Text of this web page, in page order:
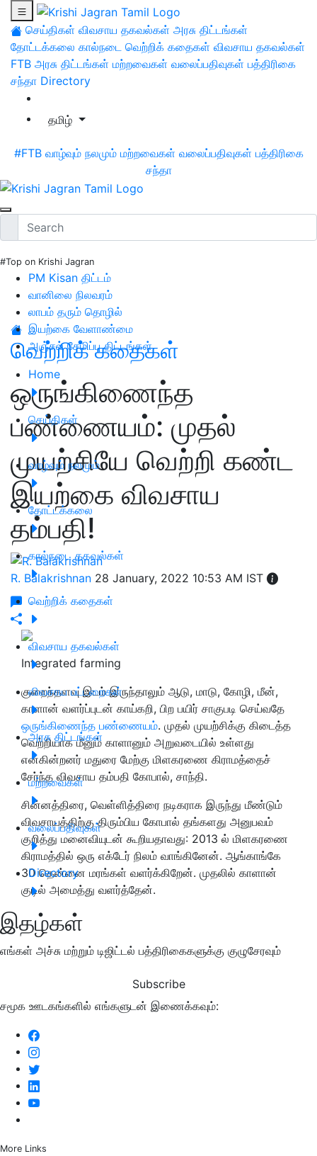
செய்திகள் விவசாய தகவல்கள் அரசு திட்டங்கள்
தோட்டக்கலை கால்நடை வெற்றிக் கதைகள் விவசாய தகவல்கள்
FTB அரசு திட்டங்கள் மற்றவைகள் வலைப்பதிவுகள் பத்திரிகை
சந்தா Directory
தமிழ்
#FTB வாழ்வும் நலமும் மற்றவைகள் வலைப்பதிவுகள் பத்திரிகை
சந்தா
#Top on Krishi Jagran
PM Kisan திட்டம்
வானிலை நிலவரம்
லாபம் தரும் தொழில்
இயற்கை வேளாண்மை
அஞ்சல் சேமிப்பு திட்டங்கள்
Home
செய்திகள்
வாழ்வும் நலமும்
தோட்டக்கலை
கால்நடை தகவல்கள்
வெற்றிக் கதைகள்
விவசாய தகவல்கள்
விவசாய பட்டறைகள்
அரசு திட்டங்கள்
மற்றவைகள்
வலைப்பதிவுகள்
Directory
இதழ்கள்
எங்கள் அச்சு மற்றும் டிஜிட்டல் பத்திரிகைகளுக்கு குழுசேரவும்
Subscribe
சமூக ஊடகங்களில் எங்களுடன் இணைக்கவும்:
More Links
வெற்றிக் கதைகள்
ஒருங்கிணைந்த
பண்ணையம்: முதல்
முயற்சியே வெற்றி கண்ட
இயற்கை விவசாய
தம்பதி!
R. Balakrishnan 28 January, 2022 10:53 AM IST
Integrated farming
குறைந்தளவு இடம் இருந்தாலும் ஆடு, மாடு, கோழி, மீன்,
காளான் வளர்ப்புடன் காய்கறி, பிற பயிர் சாகுபடி செய்வதே
ஒருங்கிணைந்த பண்ணையம். முதல் முயற்சிக்கு கிடைத்த
வெற்றியாக மீனும் காளானும் அறுவடையில் உள்ளது
என்கின்றனர் மதுரை மேற்கு மிளகரணை கிராமத்தைச்
சேர்ந்த விவசாய தம்பதி கோபால், சாந்தி.
சின்னத்திரை, வெள்ளித்திரை நடிகராக இருந்து மீண்டும்
விவசாயத்திற்கு திரும்பிய கோபால் தங்களது அனுபவம்
குறித்து மனைவியுடன் கூறியதாவது: 2013 ல் மிளகரணை
கிராமத்தில் ஒரு எக்டேர் நிலம் வாங்கினேன். ஆங்காங்கே
30 தென்னை மரங்கள் வளர்க்கிறேன். முதலில் காளான்
குடில் அமைத்து வளர்த்தேன்.